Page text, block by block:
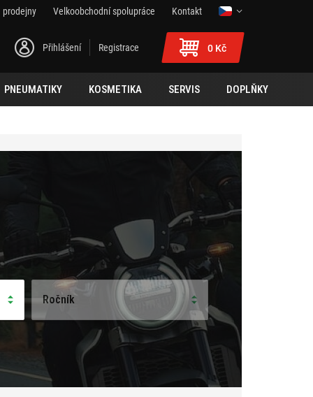
prodejny Velkoobchodní spolupráce Kontakt
Přihlášení Registrace 0 Kč
PNEUMATIKY KOSMETIKA SERVIS DOPLŇKY
Ročník